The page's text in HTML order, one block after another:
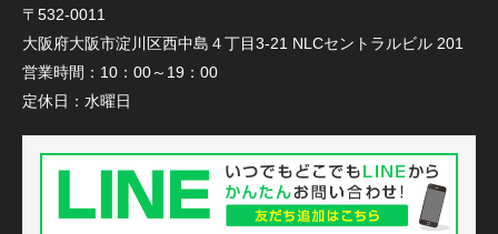
〒532-0011
大阪府大阪市淀川区西中島４丁目3-21 NLCセントラルビル 201
営業時間： 10：00～19：00
定休日： 水曜日